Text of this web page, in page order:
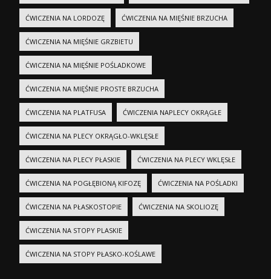
ĆWICZENIA NA LORDOZĘ ĆWICZENIA NA MIĘŚNIE BRZUCHA
ĆWICZENIA NA MIĘŚNIE GRZBIETU
ĆWICZENIA NA MIĘŚNIE POŚLADKOWE
ĆWICZENIA NA MIĘŚNIE PROSTE BRZUCHA
ĆWICZENIA NA PLATFUSA ĆWICZENIA NAPLECY OKRĄGŁE
ĆWICZENIA NA PLECY OKRĄGŁO-WKLĘSŁE
ĆWICZENIA NA PLECY PŁASKIE ĆWICZENIA NA PLECY WKLĘSŁE
ĆWICZENIA NA POGŁĘBIONĄ KIFOZĘ ĆWICZENIA NA POŚLADKI
ĆWICZENIA NA PŁASKOSTOPIE ĆWICZENIA NA SKOLIOZĘ
ĆWICZENIA NA STOPY PLASKIE
ĆWICZENIA NA STOPY PŁASKO-KOŚLAWE